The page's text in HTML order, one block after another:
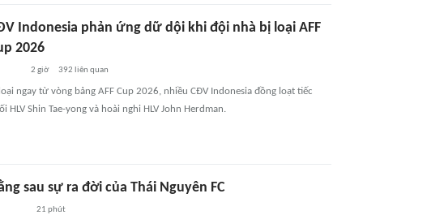
Indonesia phản ứng dữ dội khi đội nhà bị loại AFF
2026
2 giờ 392 liên quan
ngay từ vòng bảng AFF Cup 2026, nhiều CĐV Indonesia đồng loạt tiếc
HLV Shin Tae-yong và hoài nghi HLV John Herdman.
sau sự ra đời của Thái Nguyên FC
21 phút